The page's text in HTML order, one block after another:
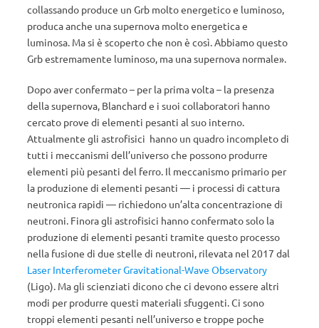
collassando produce un Grb molto energetico e luminoso,
produca anche una supernova molto energetica e
luminosa. Ma si è scoperto che non è così. Abbiamo questo
Grb estremamente luminoso, ma una supernova normale».
Dopo aver confermato – per la prima volta – la presenza
della supernova, Blanchard e i suoi collaboratori hanno
cercato prove di elementi pesanti al suo interno.
Attualmente gli astrofisici hanno un quadro incompleto di
tutti i meccanismi dell’universo che possono produrre
elementi più pesanti del ferro. Il meccanismo primario per
la produzione di elementi pesanti — i processi di cattura
neutronica rapidi — richiedono un’alta concentrazione di
neutroni. Finora gli astrofisici hanno confermato solo la
produzione di elementi pesanti tramite questo processo
nella fusione di due stelle di neutroni, rilevata nel 2017 dal
Laser Interferometer Gravitational-Wave Observatory
(Ligo). Ma gli scienziati dicono che ci devono essere altri
modi per produrre questi materiali sfuggenti. Ci sono
troppi elementi pesanti nell’universo e troppe poche